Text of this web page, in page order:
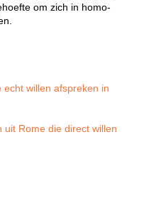
om zich in homo-
echt willen afspreken in
uit Rome die direct willen